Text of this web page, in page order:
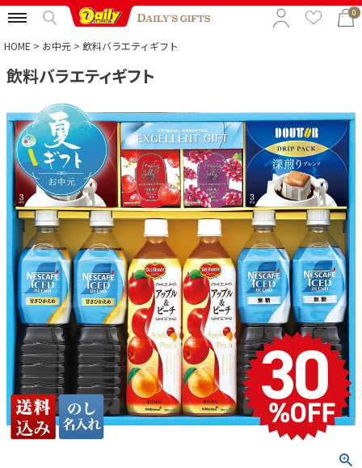
0
特集から選ぶ
予算から選ぶ
カテゴリから選ぶ
贈る相手から選ぶ
HOME お中元 飲料バラエティギフト
飲料バラエティギフト